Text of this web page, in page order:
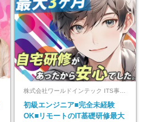
株式会社ワールドインテック ITS事業部【東証プライム上場グループ】
初級エンジニア■完全未経験
OK■リモートのIT基礎研修最大